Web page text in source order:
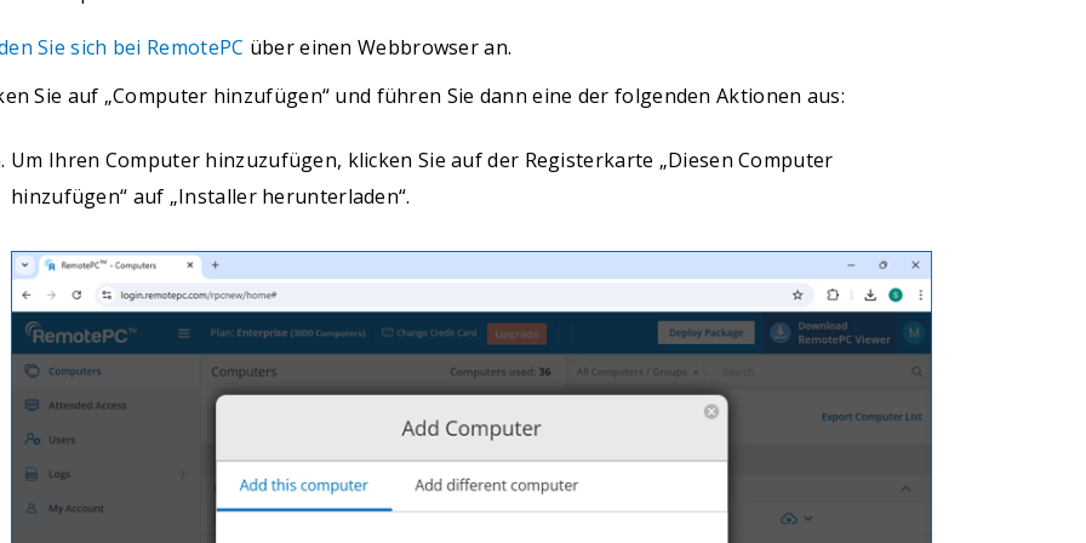
Sie sich bei RemotePC über einen Webbrowser an.
Sie auf „Computer hinzufügen“ und führen Sie dann eine der folgenden Aktionen aus:
Um Ihren Computer hinzuzufügen, klicken Sie auf der Registerkarte „Diesen Computer
hinzufügen“ auf „Installer herunterladen“.